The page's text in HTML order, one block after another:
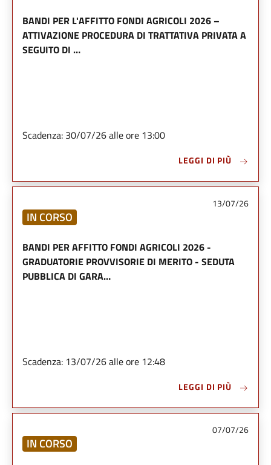
BANDI PER L'AFFITTO FONDI AGRICOLI 2026 –
ATTIVAZIONE PROCEDURA DI TRATTATIVA PRIVATA A
SEGUITO DI …
Scadenza: 30/07/26 alle ore 13:00
LEGGI DI PIÙ
13/07/26
IN CORSO
BANDI PER AFFITTO FONDI AGRICOLI 2026 -
GRADUATORIE PROVVISORIE DI MERITO - SEDUTA
PUBBLICA DI GARA…
Scadenza: 13/07/26 alle ore 12:48
LEGGI DI PIÙ
07/07/26
IN CORSO